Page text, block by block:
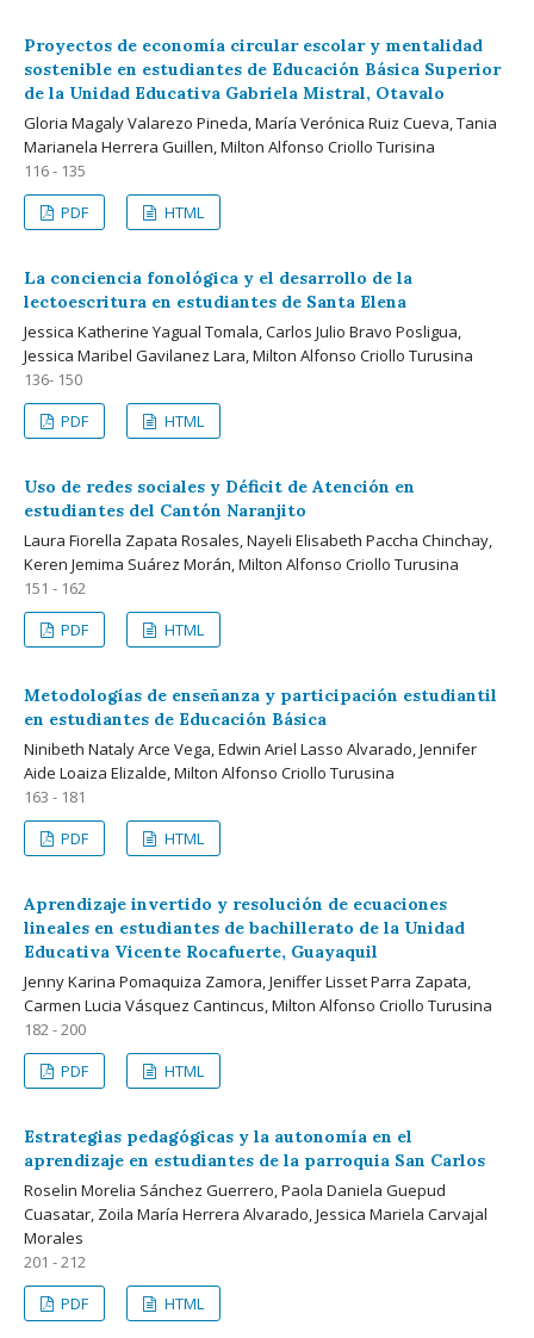
Proyectos de economía circular escolar y mentalidad
sostenible en estudiantes de Educación Básica Superior
de la Unidad Educativa Gabriela Mistral, Otavalo
Gloria Magaly Valarezo Pineda, María Verónica Ruiz Cueva, Tania
Marianela Herrera Guillen, Milton Alfonso Criollo Turisina
116 - 135
PDF
HTML
La conciencia fonológica y el desarrollo de la
lectoescritura en estudiantes de Santa Elena
Jessica Katherine Yagual Tomala, Carlos Julio Bravo Posligua,
Jessica Maribel Gavilanez Lara, Milton Alfonso Criollo Turusina
136- 150
PDF
HTML
Uso de redes sociales y Déficit de Atención en
estudiantes del Cantón Naranjito
Laura Fiorella Zapata Rosales, Nayeli Elisabeth Paccha Chinchay,
Keren Jemima Suárez Morán, Milton Alfonso Criollo Turusina
151 - 162
PDF
HTML
Metodologías de enseñanza y participación estudiantil
en estudiantes de Educación Básica
Ninibeth Nataly Arce Vega, Edwin Ariel Lasso Alvarado, Jennifer
Aide Loaiza Elizalde, Milton Alfonso Criollo Turusina
163 - 181
PDF
HTML
Aprendizaje invertido y resolución de ecuaciones
lineales en estudiantes de bachillerato de la Unidad
Educativa Vicente Rocafuerte, Guayaquil
Jenny Karina Pomaquiza Zamora, Jeniffer Lisset Parra Zapata,
Carmen Lucia Vásquez Cantincus, Milton Alfonso Criollo Turusina
182 - 200
PDF
HTML
Estrategias pedagógicas y la autonomía en el
aprendizaje en estudiantes de la parroquia San Carlos
Roselin Morelia Sánchez Guerrero, Paola Daniela Guepud
Cuasatar, Zoila María Herrera Alvarado, Jessica Mariela Carvajal
Morales
201 - 212
PDF
HTML